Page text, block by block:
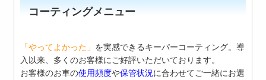
コーティングメニュー
「やってよかった」 を実感できるキーパーコーティング。導
入以来、多くのお客様にご好評いただいております。
お客様のお車の使用頻度や保管状況に合わせてご一緒にお選